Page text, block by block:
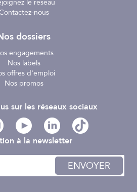
le réseau
nous
dossiers
engagements
Nos labels
offres d'emploi
Nos promos
à la newsletter
ENVOYER
sur les réseaux sociaux